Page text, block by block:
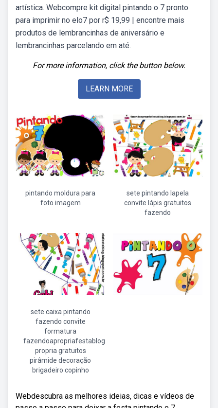
artística. Webcompre kit digital pintando o 7 pronto
para imprimir no elo7 por r$ 19,99 | encontre mais
produtos de lembrancinhas de aniversário e
lembrancinhas parcelando em até.
For more information, click the button below.
LEARN MORE
pintando moldura para
foto imagem
sete pintando lapela
convite lápis gratuitos
fazendo
sete caixa pintando
fazendo convite
formatura
fazendoapropriafestablog
propria gratuitos
pirâmide decoração
brigadeiro copinho
Webdescubra as melhores ideias, dicas e vídeos de